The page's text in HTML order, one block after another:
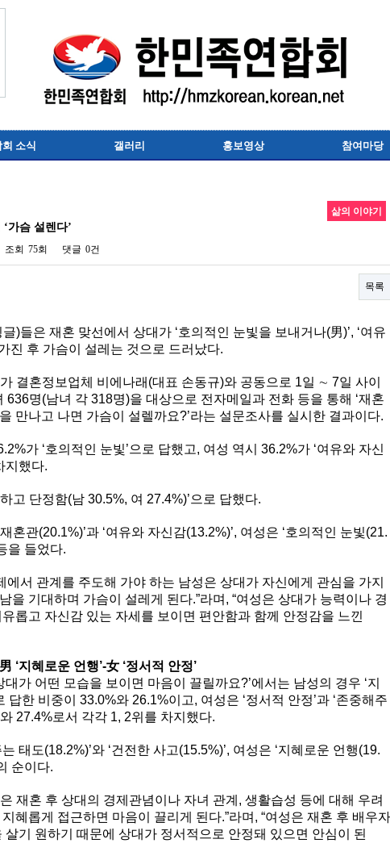
회 소식 갤러리 홍보영상 참여마당
삶의 이야기
가슴 설렌다’
조회 75회 댓글 0건
목록
)들은 재혼 맞선에서 상대가 ‘호의적인 눈빛을 보내거나(男)’, ‘여유
진 후 가슴이 설레는 것으로 드러났다.
결혼정보업체 비에나래(대표 손동규)와 공동으로 1일 ∼ 7일 사이
명(남녀 각 318명)을 대상으로 전자메일과 전화 등을 통해 ‘재혼
만나고 나면 가슴이 설렐까요?’라는 설문조사를 실시한 결과이다.
가 ‘호의적인 눈빛’으로 답했고, 여성 역시 36.2%가 ‘여유와 자신
지했다.
고 단정함(남 30.5%, 여 27.4%)’으로 답했다.
혼관(20.1%)’과 ‘여유와 자신감(13.2%)’, 여성은 ‘호의적인 눈빛(21.
을 들었다.
에서 관계를 주도해 가야 하는 남성은 상대가 자신에게 관심을 가지
을 기대하며 가슴이 설레게 된다.”라며, “여성은 상대가 능력이나 경
롭고 자신감 있는 자세를 보이면 편안함과 함께 안정감을 느낀
‘지혜로운 언행’-女 ‘정서적 안정’
가 어떤 모습을 보이면 마음이 끌릴까요?’에서는 남성의 경우 ‘지
답한 비중이 33.0%와 26.1%이고, 여성은 ‘정서적 안정’과 ‘존중해주
27.4%로서 각각 1, 2위를 차지했다.
태도(18.2%)’와 ‘건전한 사고(15.5%)’, 여성은 ‘지혜로운 언행(19.
순이다.
재혼 후 상대의 경제관념이나 자녀 관계, 생활습성 등에 대해 우려
혜롭게 접근하면 마음이 끌리게 된다.”라며, “여성은 재혼 후 배우자
기 원하기 때문에 상대가 정서적으로 안정돼 있으면 안심이 된